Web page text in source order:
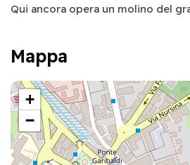
Qui ancora opera un molino del
Mappa
+
−